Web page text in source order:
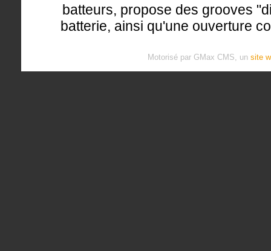
batteurs, propose des grooves
batterie, ainsi qu'une ouverture
Motorisé par GMax CMS, un site